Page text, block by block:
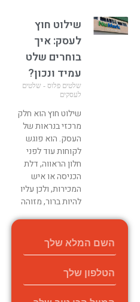
שילוט חוץ
לעסק: איך
בוחרים שלט
עמיד ונכון?
שלטים פלוס - שלטים
לעסקים
שילוט חוץ הוא חלק
מרכזי בנראות של
העסק. הוא פוגש
לקוחות עוד לפני
חלון הראווה, דלת
הכניסה או איש
המכירות, ולכן עליו
להיות ברור, מזוהה